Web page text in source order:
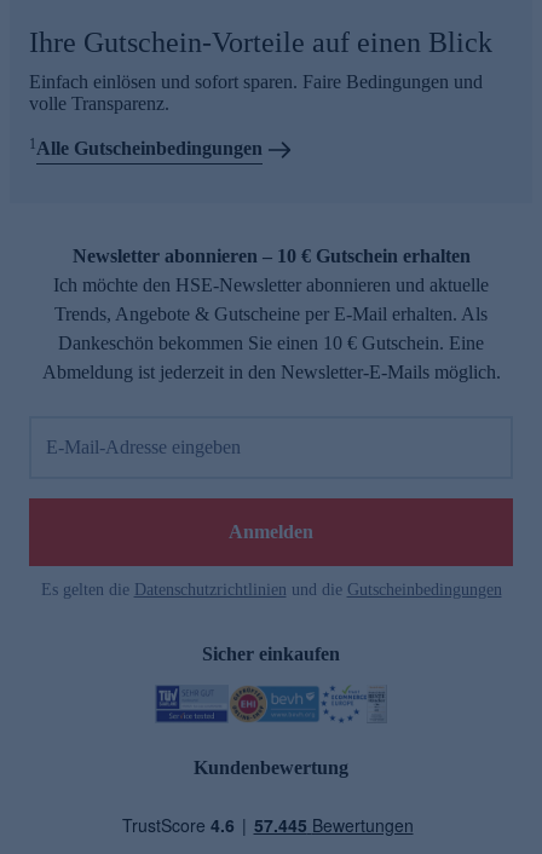
Ihre Gutschein-Vorteile auf einen Blick
Einfach einlösen und sofort sparen. Faire Bedingungen und
volle Transparenz.
1Alle Gutscheinbedingungen
Newsletter abonnieren – 10 € Gutschein erhalten
Ich möchte den HSE-Newsletter abonnieren und aktuelle
Trends, Angebote & Gutscheine per E-Mail erhalten. Als
Dankeschön bekommen Sie einen 10 € Gutschein. Eine
Abmeldung ist jederzeit in den Newsletter-E-Mails möglich.
E-Mail-Adresse eingeben
Anmelden
Es gelten die Datenschutzrichtlinien und die Gutscheinbedingungen
Sicher einkaufen
Kundenbewertung